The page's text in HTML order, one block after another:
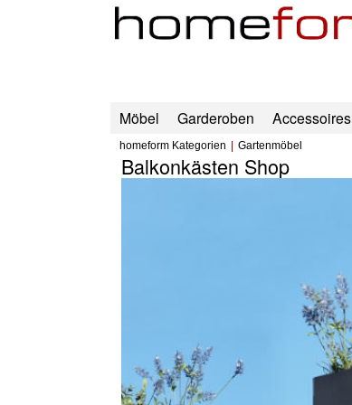
Möbel Garderoben Accessoires
homeform Kategorien Gartenmöbel
Balkonkästen Shop